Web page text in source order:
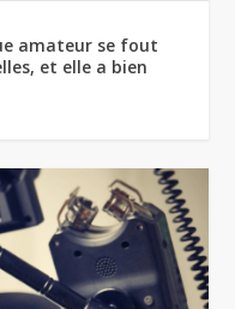
amateur se fout
et elle a bien